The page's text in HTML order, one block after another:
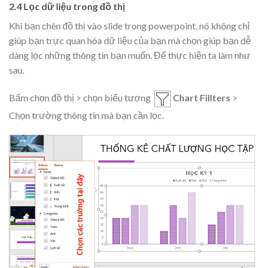
2.4 Lọc dữ liệu trong đồ thị
Khi bạn chèn đồ thị vào slide trong powerpoint, nó không chỉ
giúp bạn trực quan hóa dữ liệu của bạn mà chọn giúp bạn dễ
dàng lọc những thông tin bạn muốn. Để thực hiện ta làm như
sau.
Bấm chọn đồ thị > chọn biểu tượng Chart Fillters >
Chọn trường thông tin mà bạn cần lọc.